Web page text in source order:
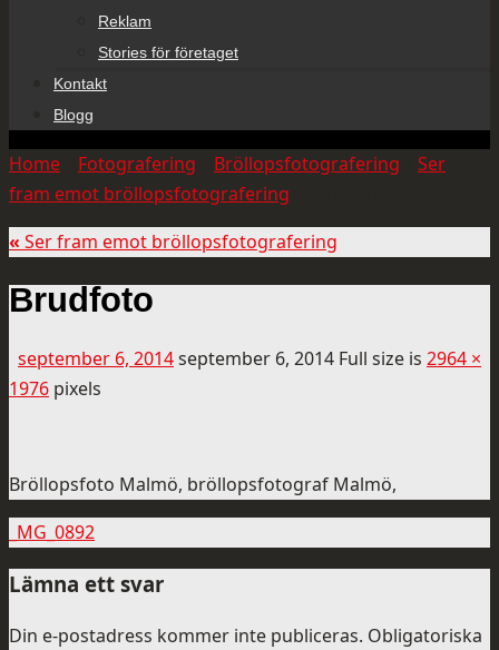
Reklam
Stories för företaget
Kontakt
Blogg
Home Fotografering Bröllopsfotografering
Ser
fram emot bröllopsfotografering
« Ser fram emot bröllopsfotografering
Brudfoto
september 6, 2014september 6, 2014 Full size is 2964 ×
1976 pixels
Bröllopsfoto Malmö, bröllopsfotograf Malmö,
_MG_0892
Lämna ett svar
Din e-postadress kommer inte publiceras. Obligatoriska